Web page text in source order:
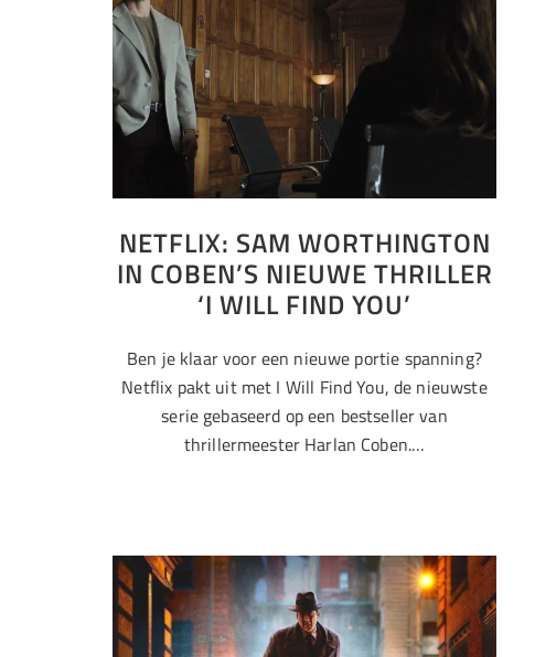
NETFLIX: SAM WORTHINGTON
IN COBEN’S NIEUWE THRILLER
‘I WILL FIND YOU’
Ben je klaar voor een nieuwe portie spanning?
Netflix pakt uit met I Will Find You, de nieuwste
serie gebaseerd op een bestseller van
thrillermeester Harlan Coben.…